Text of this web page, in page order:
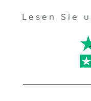
Lesen Sie